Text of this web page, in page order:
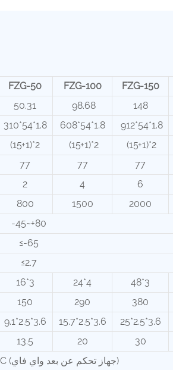
FZG-50 FZG-100 FZG-150
50.31 98.68 148
310*54*1.8 608*54*1.8 912*54*1.8
(15+1)*2 (15+1)*2 (15+1)*2
77 77 77
2 4 6
800 1500 2000
-45~+80
≤-65
≤2.7
16*3 24*4 48*3
150 290 380
9.1*2.5*3.6 15.7*2.5*3.6 25*2.5*3.6
13.5 20 30
اومرون PLC+IPC (جهاز تحكم عن بعد واي فاي)